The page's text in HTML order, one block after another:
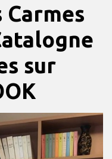
Carmes
sur